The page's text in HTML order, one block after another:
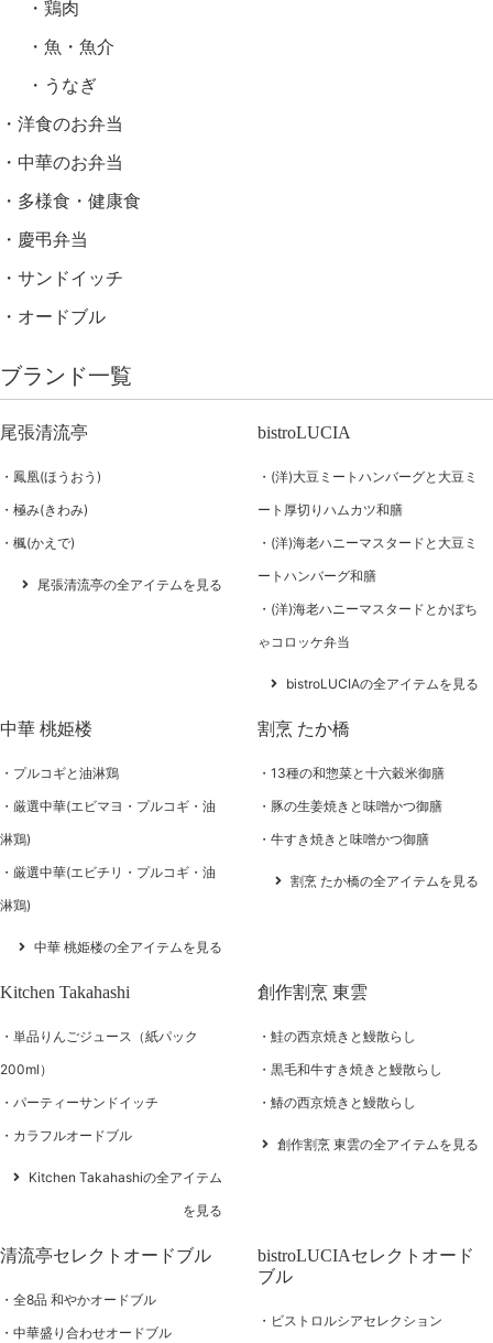
鶏肉
魚・魚介
うなぎ
洋食のお弁当
中華のお弁当
多様食・健康食
慶弔弁当
サンドイッチ
オードブル
ブランド一覧
尾張清流亭
鳳凰(ほうおう)
極み(きわみ)
楓(かえで)
尾張清流亭の全アイテムを見る
bistroLUCIA
(洋)大豆ミートハンバーグと大豆ミ
ート厚切りハムカツ和膳
(洋)海老ハニーマスタードと大豆ミ
ートハンバーグ和膳
(洋)海老ハニーマスタードとかぼち
ゃコロッケ弁当
bistroLUCIAの全アイテムを見る
中華 桃姫楼
プルコギと油淋鶏
厳選中華(エビマヨ・プルコギ・油
淋鶏)
厳選中華(エビチリ・プルコギ・油
淋鶏)
中華 桃姫楼の全アイテムを見る
割烹 たか橋
13種の和惣菜と十六穀米御膳
豚の生姜焼きと味噌かつ御膳
牛すき焼きと味噌かつ御膳
割烹 たか橋の全アイテムを見る
Kitchen Takahashi
単品りんごジュース（紙パック
200ml）
パーティーサンドイッチ
カラフルオードブル
Kitchen Takahashiの全アイテム
を見る
創作割烹 東雲
鮭の西京焼きと鰻散らし
黒毛和牛すき焼きと鰻散らし
鰆の西京焼きと鰻散らし
創作割烹 東雲の全アイテムを見る
清流亭セレクトオードブル
全8品 和やかオードブル
中華盛り合わせオードブル
bistroLUCIAセレクトオード
ブル
ビストロルシアセレクション